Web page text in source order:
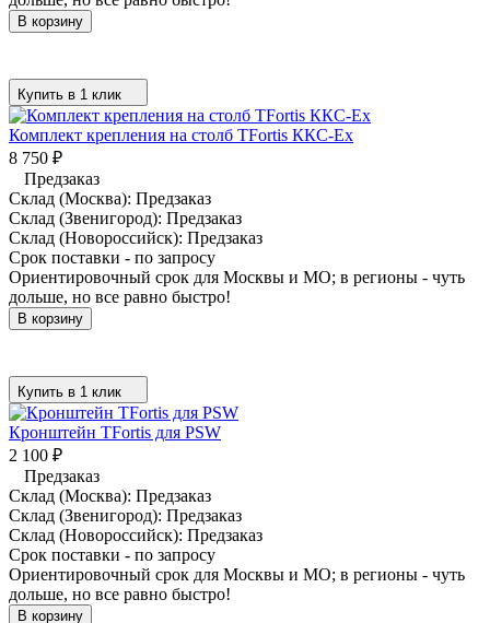
В корзину
Купить в 1 клик
Комплект крепления на столб TFortis ККС-Ex
8 750 ₽
Предзаказ
Склад (Москва): Предзаказ
Склад (Звенигород): Предзаказ
Склад (Новороссийск): Предзаказ
Срок поставки - по запросу
Ориентировочный срок для Москвы и МО; в регионы - чуть
дольше, но все равно быстро!
В корзину
Купить в 1 клик
Кронштейн TFortis для PSW
2 100 ₽
Предзаказ
Склад (Москва): Предзаказ
Склад (Звенигород): Предзаказ
Склад (Новороссийск): Предзаказ
Срок поставки - по запросу
Ориентировочный срок для Москвы и МО; в регионы - чуть
дольше, но все равно быстро!
В корзину